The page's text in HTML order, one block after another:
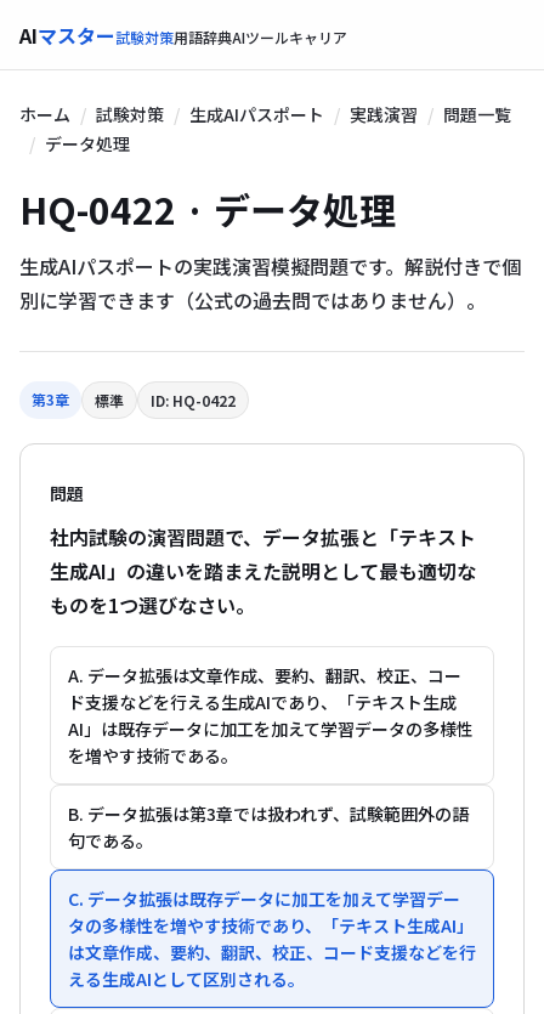
AIマスター試験対策用語辞典AIツールキャリア
ホーム 試験対策 生成AIパスポート 実践演習
問題一覧
データ処理
HQ-0422 · データ処理
生成AIパスポートの実践演習模擬問題です。解説付きで個
別に学習できます（公式の過去問ではありません）。
第3章 標準 ID: HQ-0422
問題
社内試験の演習問題で、データ拡張と「テキスト
生成AI」の違いを踏まえた説明として最も適切な
ものを1つ選びなさい。
A. データ拡張は文章作成、要約、翻訳、校正、コー
ド支援などを行える生成AIであり、「テキスト生成
AI」は既存データに加工を加えて学習データの多様性
を増やす技術である。
B. データ拡張は第3章では扱われず、試験範囲外の語
句である。
C. データ拡張は既存データに加工を加えて学習デー
タの多様性を増やす技術であり、「テキスト生成AI」
は文章作成、要約、翻訳、校正、コード支援などを行
える生成AIとして区別される。